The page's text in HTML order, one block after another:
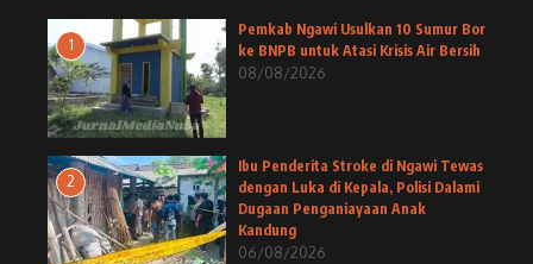
1
Pemkab Ngawi Usulkan 10 Sumur Bor
ke BNPB untuk Atasi Krisis Air Bersih
08/08/2026
2
Ibu Penderita Stroke di Ngawi Tewas
dengan Luka di Kepala, Polisi Dalami
Dugaan Penganiayaan Anak
Kandung
06/08/2026